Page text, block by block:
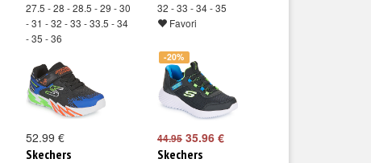
27.5 - 28 - 28.5 - 29 - 30
- 31 - 32 - 33 - 33.5 - 34
- 35 - 36
32 - 33 - 34 - 35
Favori
52.99 €
Skechers
-20%
44.95 35.96 €
Skechers